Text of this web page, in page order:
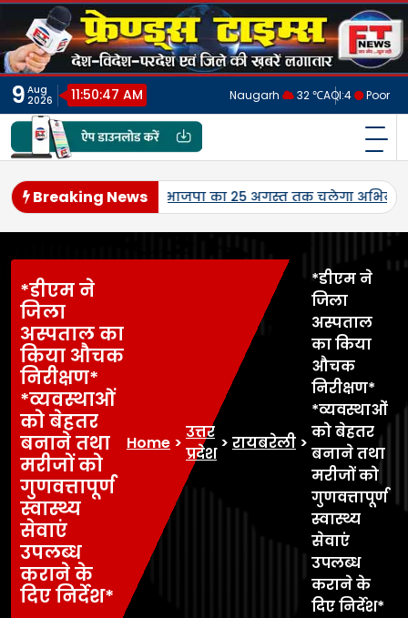
Skip
content
9 Aug
2026
11:50:50 AM Naugarh 32 ℃AQI:4 Poor
फ्रेंड्स टाइम्स
Breaking News
जनपद में पहली बार एमएसपी पर होगी उड़द-मूंग की
*डीएम ने
जिला
अस्पताल का
किया औचक
निरीक्षण*
*व्यवस्थाओं
को बेहतर
बनाने तथा
मरीजों को
गुणवत्तापूर्ण
स्वास्थ्य
सेवाएं
उपलब्ध
कराने के
दिए निर्देश*
Home >
उत्तर
प्रदेश
> रायबरेली >
*डीएम ने
जिला
अस्पताल
का किया
औचक
निरीक्षण*
*व्यवस्थाओं
को बेहतर
बनाने तथा
मरीजों को
गुणवत्तापूर्ण
स्वास्थ्य
सेवाएं
उपलब्ध
कराने के
दिए निर्देश*